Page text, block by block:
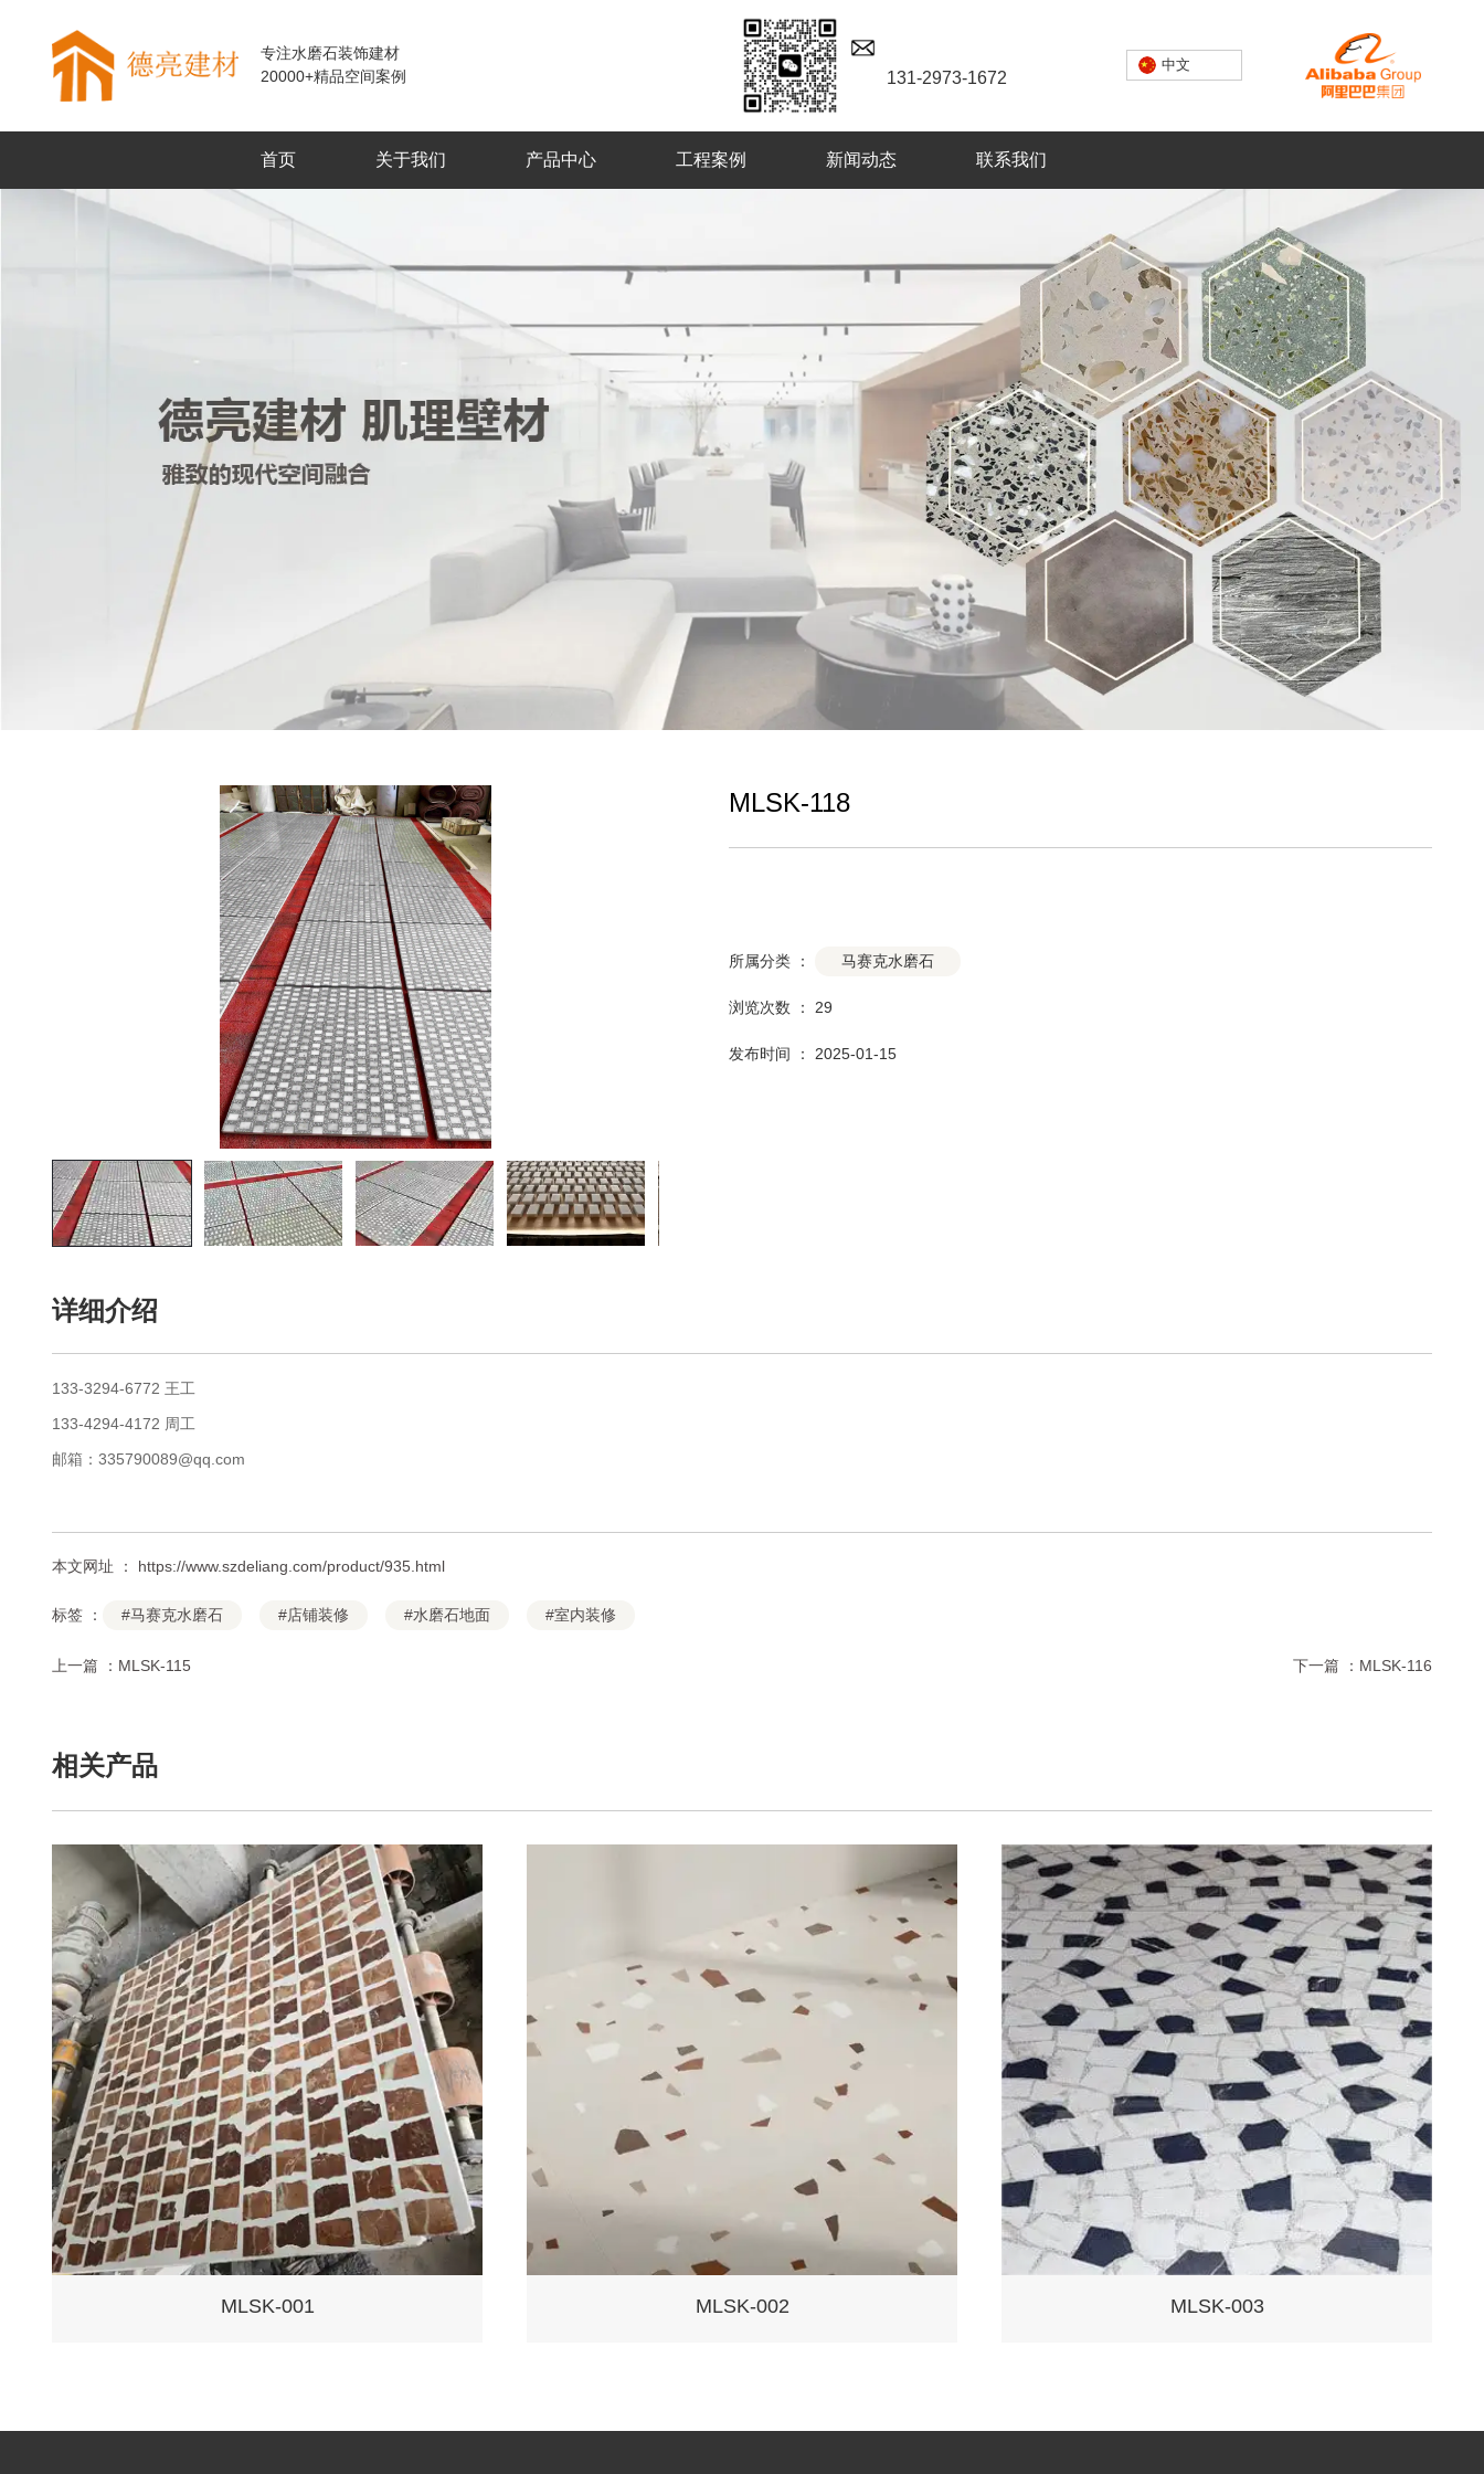
专注水磨石装饰建材
20000+精品空间案例
131-2973-1672
中文
首页 关于我们 产品中心 工程案例 新闻动态 联系我们
MLSK-118
所属分类 ： 马赛克水磨石
浏览次数 ： 29
发布时间 ： 2025-01-15
详细介绍
133-3294-6772 王工
133-4294-4172 周工
邮箱：335790089@qq.com
本文网址 ： https://www.szdeliang.com/product/935.html
标签 ： #马赛克水磨石 #店铺装修 #水磨石地面 #室内装修
上一篇 ： MLSK-115 下一篇 ： MLSK-116
相关产品
MLSK-002 MLSK-003 MLSK-004